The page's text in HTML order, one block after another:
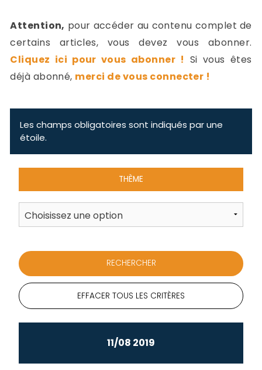
Attention, pour accéder au contenu complet de
certains articles, vous devez vous abonner.
Cliquez ici pour vous abonner ! Si vous êtes
déjà abonné, merci de vous connecter !
Les champs obligatoires sont indiqués par une
étoile.
THÈME
EFFACER TOUS LES CRITÈRES
11/08 2019